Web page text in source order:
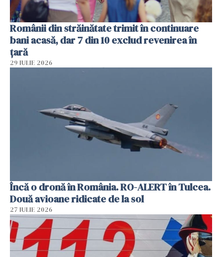
Românii din străinătate trimit în continuare
bani acasă, dar 7 din 10 exclud revenirea în
țară
29 IULIE 2026
Încă o dronă în România. RO-ALERT în Tulcea.
Două avioane ridicate de la sol
27 IULIE 2026